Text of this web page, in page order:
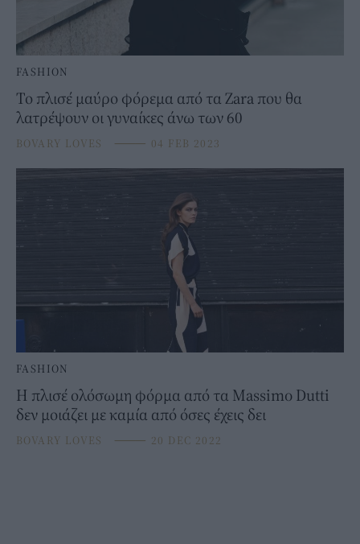
FASHION
Το πλισέ μαύρο φόρεμα από τα Zara που θα
λατρέψουν οι γυναίκες άνω των 60
BOVARY LOVES ⸻ 04 FEB 2023
FASHION
H πλισέ ολόσωμη φόρμα από τα Massimo Dutti
δεν μοιάζει με καμία από όσες έχεις δει
BOVARY LOVES ⸻ 20 DEC 2022